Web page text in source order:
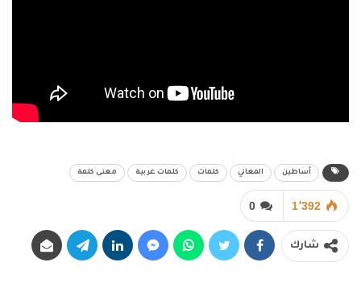
أساطين المعاني كلمات كلمات عربية معنى كلمة
0 1٬392
شارك